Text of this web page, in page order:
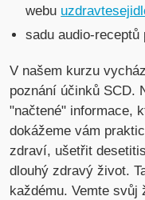
webu
sadu audio-
V našem kurzu
poznání účinků SCD.
"načtené" informace,
dokážeme vám
zdraví, ušetřit
dlouhý zdravý život.
každému. Vemte